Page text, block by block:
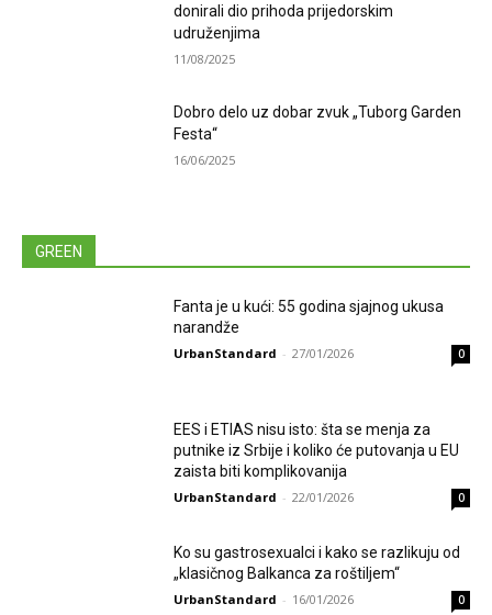
donirali dio prihoda prijedorskim
udruženjima
11/08/2025
Dobro delo uz dobar zvuk „Tuborg Garden
Festa“
16/06/2025
GREEN
Fanta je u kući: 55 godina sjajnog ukusa
narandže
UrbanStandard - 27/01/2026 0
EES i ETIAS nisu isto: šta se menja za
putnike iz Srbije i koliko će putovanja u EU
zaista biti komplikovanija
UrbanStandard - 22/01/2026 0
Ko su gastrosexualci i kako se razlikuju od
„klasičnog Balkanca za roštiljem“
UrbanStandard - 16/01/2026 0